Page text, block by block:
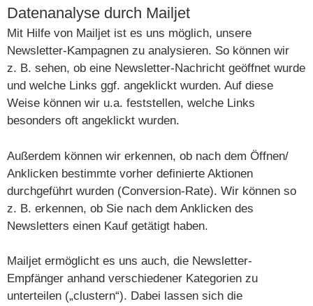
Datenanalyse durch Mailjet
Mit Hilfe von Mailjet ist es uns möglich, unsere
Newsletter-Kampagnen zu analysieren. So können wir
z. B. sehen, ob eine Newsletter-Nachricht geöffnet wurde
und welche Links ggf. angeklickt wurden. Auf diese
Weise können wir u.a. feststellen, welche Links
besonders oft angeklickt wurden.
Außerdem können wir erkennen, ob nach dem Öffnen/
Anklicken bestimmte vorher definierte Aktionen
durchgeführt wurden (Conversion-Rate). Wir können so
z. B. erkennen, ob Sie nach dem Anklicken des
Newsletters einen Kauf getätigt haben.
Mailjet ermöglicht es uns auch, die Newsletter-
Empfänger anhand verschiedener Kategorien zu
unterteilen („clustern“). Dabei lassen sich die